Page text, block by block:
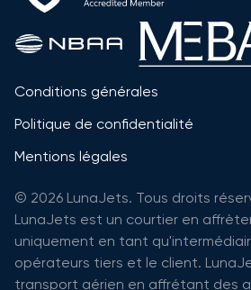
Conditions générales
Politique de confidentialité
Mentions légales
© 2026 LunaJets. Tous droits
LunaJets est un courtier en
uniquement en tant
opérateurs tiers et le client.
transport aérien en affrétant des